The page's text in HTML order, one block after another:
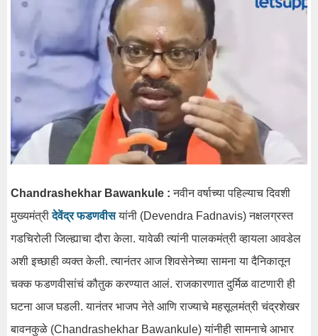
Chandrashekhar Bawankule : नवीन वर्षाच्या पहिल्याच दिवशी
मुख्यमंत्रीदेवेंद्र फडणवीसयांनी (Devendra Fadnavis) नक्षलग्रस्त
गडचिरोली जिल्ह्याचा दौरा केला. यावेळी त्यांनी पालकमंत्री व्हायला आवडेल
अशी इच्छाही व्यक्त केली. त्यानंतर आज शिवसेनेच्या सामना या दैनिकातून
चक्क फडणवीसांचं कौतुक करण्यात आलं. राजकारणात दुर्मिळ वाटणारी ही
घटना आज घडली. यानंतर भाजप नेते आणि राज्याचे महसूलमंत्री चंद्रशेखर
बावनकुळे (Chandrashekhar Bawankule) यांनीही सामनाचे आभार